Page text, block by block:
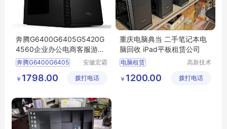
奔腾G6400G6405G5420G
4560企业办公电商客服游戏
家用台式电脑主机DIY组装机
win7
奔腾G6400G6405
安徽宏霸
有限公司
￥ 1798.00 拨打电话
重庆电脑典当 二手笔记本电
脑回收 iPad平板租赁公司
电脑租赁
高新技术
区良驹电
￥ 1200.00 拨打电话